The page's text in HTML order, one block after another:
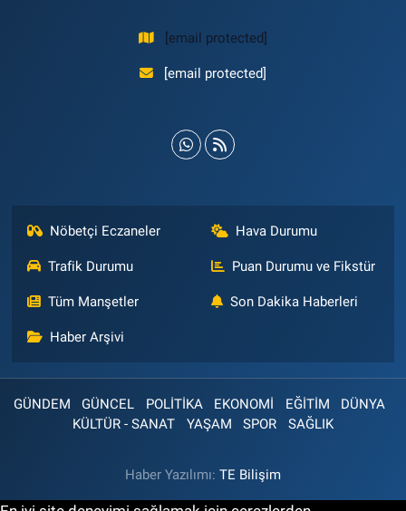
[email protected]
[email protected]
Nöbetçi Eczaneler Hava Durumu
Trafik Durumu Puan Durumu ve Fikstür
Tüm Manşetler Son Dakika Haberleri
Haber Arşivi
GÜNDEM GÜNCEL POLİTİKA EKONOMİ EĞİTİM
DÜNYA
KÜLTÜR - SANAT
YAŞAM SPOR SAĞLIK
Haber Yazılımı: TE Bilişim